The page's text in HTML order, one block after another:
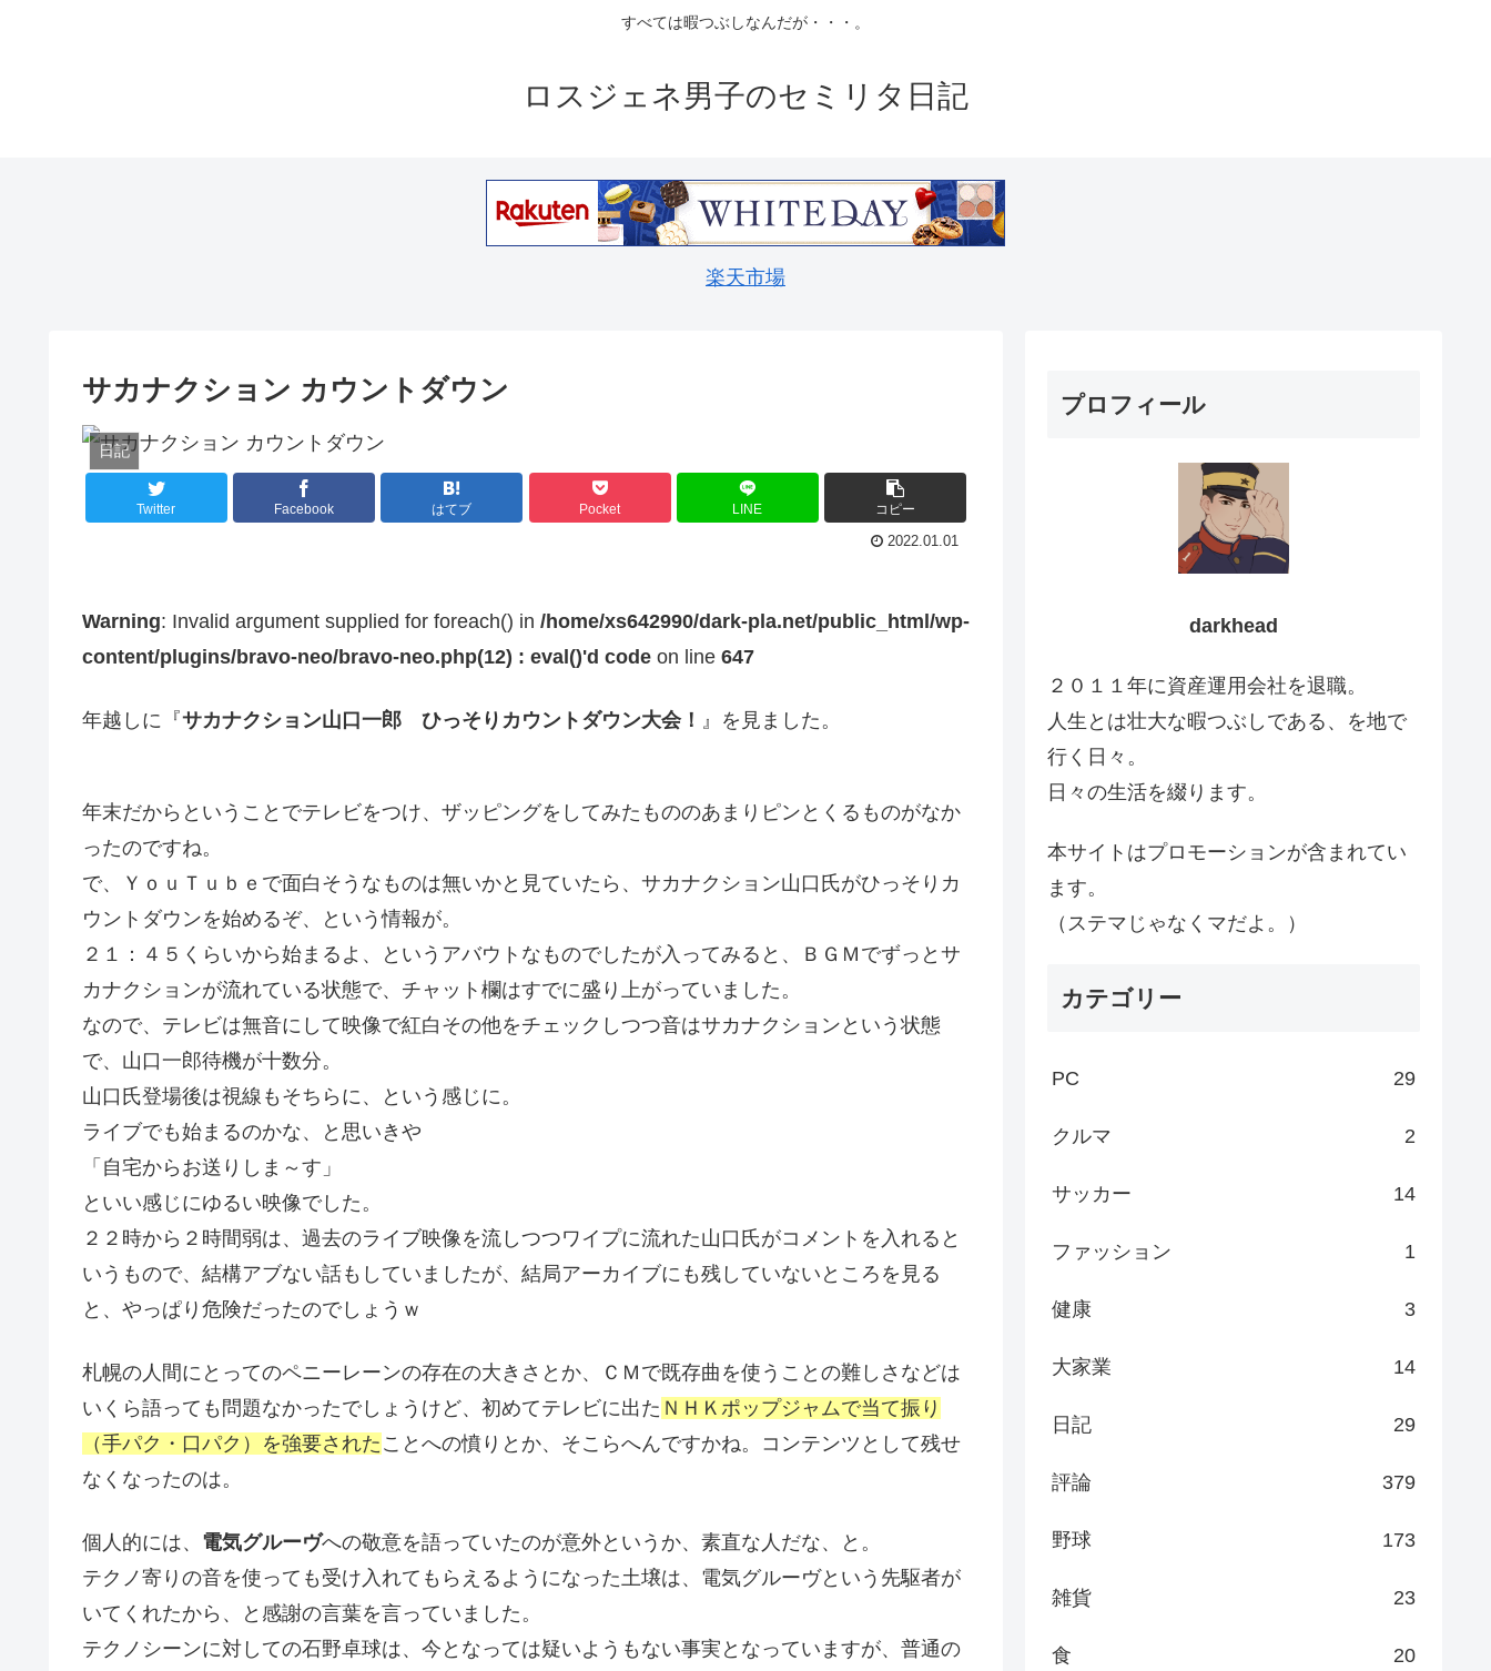
すべては暇つぶしなんだが・・・。
ロスジェネ男子のセミリタ日記
楽天市場
サカナクション カウントダウン
日記
Twitter Facebook はてブ Pocket LINE コピー
2022.01.01
Warning: Invalid argument supplied for foreach() in /home/xs642990/dark-pla.net/public_html/wp-
content/plugins/bravo-neo/bravo-neo.php(12) : eval()'d code on line 647
年越しに『サカナクション山口一郎 ひっそりカウントダウン大会！ 』を見ました。
年末だからということでテレビをつけ、ザッピングをしてみたもののあまりピンとくるものがなか
ったのですね。
で、ＹｏｕＴｕｂｅで面白そうなものは無いかと見ていたら、サカナクション山口氏がひっそりカ
ウントダウンを始めるぞ、という情報が。
２１：４５くらいから始まるよ、というアバウトなものでしたが入ってみると、ＢＧＭでずっとサ
カナクションが流れている状態で、チャット欄はすでに盛り上がっていました。
なので、テレビは無音にして映像で紅白その他をチェックしつつ音はサカナクションという状態
で、山口一郎待機が十数分。
山口氏登場後は視線もそちらに、という感じに。
ライブでも始まるのかな、と思いきや
「自宅からお送りしま～す」
といい感じにゆるい映像でした。
２２時から２時間弱は、過去のライブ映像を流しつつワイプに流れた山口氏がコメントを入れると
いうもので、結構アブない話もしていましたが、結局アーカイブにも残していないところを見る
と、やっぱり危険だったのでしょうｗ
札幌の人間にとってのペニーレーンの存在の大きさとか、ＣＭで既存曲を使うことの難しさなどは
いくら語っても問題なかったでしょうけど、初めてテレビに出た ＮＨＫポップジャムで当て振り
（手パク・口パク）を強要された ことへの憤りとか、そこらへんですかね。コンテンツとして残せ
なくなったのは。
個人的には、 電気グルーヴへの敬意を語っていたのが意外というか、素直な人だな、と。
テクノ寄りの音を使っても受け入れてもらえるようになった土壌は、電気グルーヴという先駆者が
いてくれたから、と感謝の言葉を言っていました。
テクノシーンに対しての石野卓球は、今となっては疑いようもない事実となっていますが、普通の
プロフィール
darkhead
２０１１年に資産運用会社を退職。
人生とは壮大な暇つぶしである、を地で
行く日々。
日々の生活を綴ります。
本サイトはプロモーションが含まれてい
ます。
（ステマじゃなくマだよ。）
カテゴリー
PC 29
クルマ 2
サッカー 14
ファッション 1
健康 3
大家業 14
日記 29
評論 379
野球 173
雑貨 23
食 20